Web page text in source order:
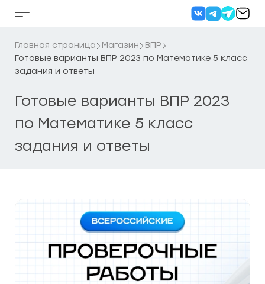
Кнопка
бокового
меню
Главная страница Магазин
ВПР
Готовые варианты ВПР 2023 по Математике 5 класс
задания и ответы
Готовые варианты ВПР 2023
по Математике 5 класс
задания и ответы